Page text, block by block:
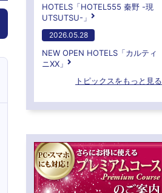
HOTELS「HOTEL555 秦野 -現
UTSUTSU-」
2026.05.28
NEW OPEN HOTELS「カルティ
ニXX」
トピックスをもっと見る